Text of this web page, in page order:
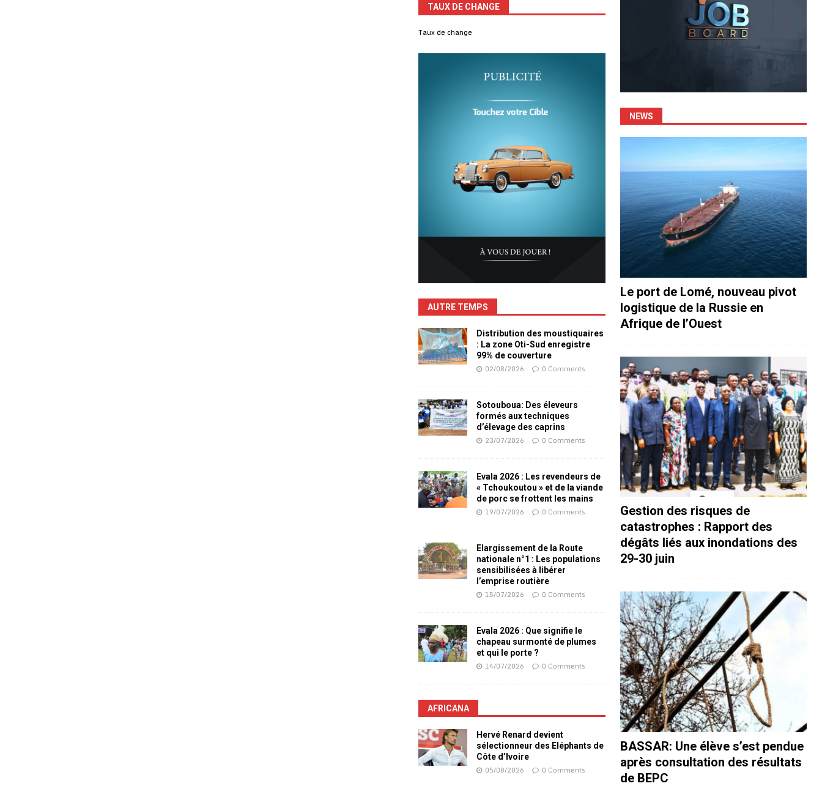
TAUX DE CHANGE
Taux de change
AUTRE TEMPS
Distribution des moustiquaires
: La zone Oti-Sud enregistre
99% de couverture
02/08/2026 0 Comments
Sotouboua: Des éleveurs
formés aux techniques
d’élevage des caprins
23/07/2026 0 Comments
Evala 2026 : Les revendeurs de
« Tchoukoutou » et de la viande
de porc se frottent les mains
19/07/2026 0 Comments
Elargissement de la Route
nationale n°1 : Les populations
sensibilisées à libérer
l’emprise routière
15/07/2026 0 Comments
Evala 2026 : Que signifie le
chapeau surmonté de plumes
et qui le porte ?
14/07/2026 0 Comments
AFRICANA
Hervé Renard devient
sélectionneur des Eléphants de
Côte d’Ivoire
05/08/2026 0 Comments
NEWS
Le port de Lomé, nouveau pivot
logistique de la Russie en
Afrique de l’Ouest
Gestion des risques de
catastrophes : Rapport des
dégâts liés aux inondations des
29-30 juin
BASSAR: Une élève s’est pendue
après consultation des résultats
de BEPC